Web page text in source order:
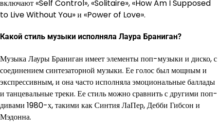
включают «Self Control», «Solitaire», «How Am I Supposed
to Live Without You» и «Power of Love».
Какой стиль музыки исполняла Лаура Браниган?
Музыка Лауры Браниган имеет элементы поп-музыки и диско, с
соединением синтезаторной музыки. Ее голос был мощным и
экспрессивным, и она часто исполняла эмоциональные баллады
и танцевальные треки. Ее стиль можно сравнить с другими поп-
дивами 1980-х, такими как Синтия ЛаПер, Дебби Гибсон и
Мэдонна.